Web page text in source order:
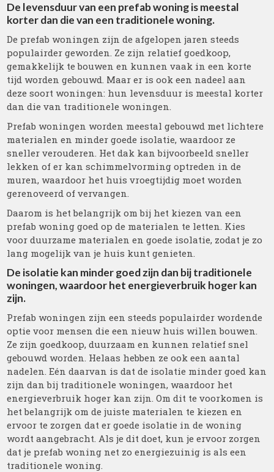
De levensduur van een prefab woning is meestal
korter dan die van een traditionele woning.
De prefab woningen zijn de afgelopen jaren steeds
populairder geworden. Ze zijn relatief goedkoop,
gemakkelijk te bouwen en kunnen vaak in een korte
tijd worden gebouwd. Maar er is ook een nadeel aan
deze soort woningen: hun levensduur is meestal korter
dan die van traditionele woningen.
Prefab woningen worden meestal gebouwd met lichtere
materialen en minder goede isolatie, waardoor ze
sneller verouderen. Het dak kan bijvoorbeeld sneller
lekken of er kan schimmelvorming optreden in de
muren, waardoor het huis vroegtijdig moet worden
gerenoveerd of vervangen.
Daarom is het belangrijk om bij het kiezen van een
prefab woning goed op de materialen te letten. Kies
voor duurzame materialen en goede isolatie, zodat je zo
lang mogelijk van je huis kunt genieten.
De isolatie kan minder goed zijn dan bij traditionele
woningen, waardoor het energieverbruik hoger kan
zijn.
Prefab woningen zijn een steeds populairder wordende
optie voor mensen die een nieuw huis willen bouwen.
Ze zijn goedkoop, duurzaam en kunnen relatief snel
gebouwd worden. Helaas hebben ze ook een aantal
nadelen. Eén daarvan is dat de isolatie minder goed kan
zijn dan bij traditionele woningen, waardoor het
energieverbruik hoger kan zijn. Om dit te voorkomen is
het belangrijk om de juiste materialen te kiezen en
ervoor te zorgen dat er goede isolatie in de woning
wordt aangebracht. Als je dit doet, kun je ervoor zorgen
dat je prefab woning net zo energiezuinig is als een
traditionele woning.